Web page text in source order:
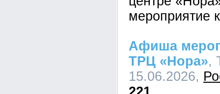
мероприятие
Афиша
ТРЦ «Нора»,
15.06.2026,